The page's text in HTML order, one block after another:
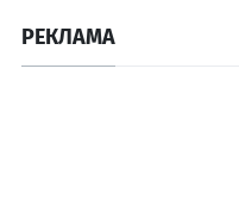
РЕКЛАМА